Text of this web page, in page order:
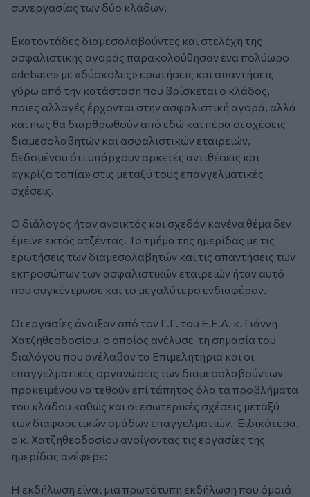
συνεργασίας των δύο κλάδων.
Εκατοντάδες διαμεσολαβούντες και στελέχη της
ασφαλιστικής αγοράς παρακολούθησαν ένα πολύωρο
«debate» με «δύσκολες» ερωτήσεις και απαντήσεις
γύρω από την κατάσταση που βρίσκεται ο κλάδος,
ποιες αλλαγές έρχονται στην ασφαλιστική αγορά, αλλά
και πως θα διαρθρωθούν από εδώ και πέρα οι σχέσεις
διαμεσολαβητών και ασφαλιστικών εταιρειών,
δεδομένου ότι υπάρχουν αρκετές αντιθέσεις και
«γκρίζα τοπία» στις μεταξύ τους επαγγελματικές
σχέσεις.
Ο διάλογος ήταν ανοικτός και σχεδόν κανένα θέμα δεν
έμεινε εκτός ατζέντας. Το τμήμα της ημερίδας με τις
ερωτήσεις των διαμεσολαβητών και τις απαντήσεις των
εκπροσώπων των ασφαλιστικών εταιρειών ήταν αυτό
που συγκέντρωσε και το μεγαλύτερο ενδιαφέρον.
Οι εργασίες άνοιξαν από τον Γ.Γ. του Ε.Ε.Α. κ. Γιάννη
Χατζηθεοδοσίου, ο οποίος ανέλυσε τη σημασία του
διαλόγου που ανέλαβαν τα Επιμελητήρια και οι
επαγγελματικές οργανώσεις των διαμεσολαβούντων
προκειμένου να τεθούν επί τάπητος όλα τα προβλήματα
του κλάδου καθώς και οι εσωτερικές σχέσεις μεταξύ
των διαφορετικών ομάδων επαγγελματιών. Ειδικότερα,
ο κ. Χατζηθεοδοσίου ανοίγοντας τις εργασίες της
ημερίδας ανέφερε:
Η εκδήλωση είναι μια πρωτότυπη εκδήλωση που όμοιά